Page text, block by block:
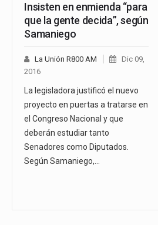
Insisten en enmienda “para
que la gente decida”, según
Samaniego
La Unión R800 AM
Dic 09,
2016
La legisladora justificó el nuevo
proyecto en puertas a tratarse en
el Congreso Nacional y que
deberán estudiar tanto
Senadores como Diputados.
Según Samaniego,…